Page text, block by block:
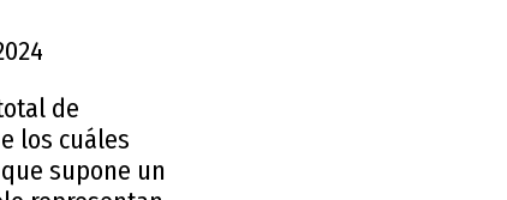
de
los cuáles
supone un